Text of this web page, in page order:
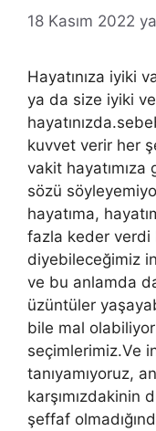
18 Kasım 2022
Hayatınıza iyiki
ya da size iyiki
kuvvet verir her
vakit hayatımıza
sözü
hayatıma,
fazla keder verdi
diyebileceğimiz
ve bu anlamda
üzüntüler
bile mal
seçimlerimiz.Ve
tanıyamıyoruz,
karşımızdakinin
şeffaf